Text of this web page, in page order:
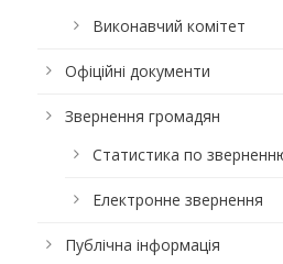
Виконавчий комітет
Офіційні документи
Звернення громадян
Статистика по
Електронне звернення
Публічна інформація